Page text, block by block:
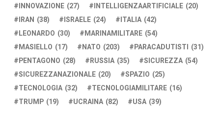
INNOVAZIONE (27) INTELLIGENZAARTIFICIALE (20)
IRAN (38) ISRAELE (24) ITALIA (42)
LEONARDO (30) MARINAMILITARE (54)
MASIELLO (17) NATO (203) PARACADUTISTI (31)
PENTAGONO (28) RUSSIA (35) SICUREZZA (54)
SICUREZZANAZIONALE (20) SPAZIO (25)
TECNOLOGIA (32) TECNOLOGIAMILITARE (16)
TRUMP (19) UCRAINA (82) USA (39)